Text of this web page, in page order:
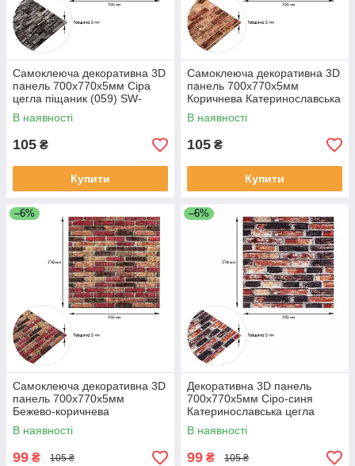
Самоклеюча декоративна 3D
панель 700х770х5мм Сіра
цегла піщаник (059) SW-
00000178
В наявності
105 ₴
Купити
Самоклеюча декоративна 3D
панель 700х770х5мм
Коричнева Катеринославська
цегла (179) SW-00000248
В наявності
105 ₴
Купити
–6%
Самоклеюча декоративна 3D
панель 700х770х5мм
Бежево-коричнева
Катеринославська цегла
(047) SW-00000026
В наявності
99 ₴ 105 ₴
–6%
Декоративна 3D панель
700х770х5мм Сіро-синя
Катеринославська цегла
(048) SW-00000027
В наявності
99 ₴ 105 ₴